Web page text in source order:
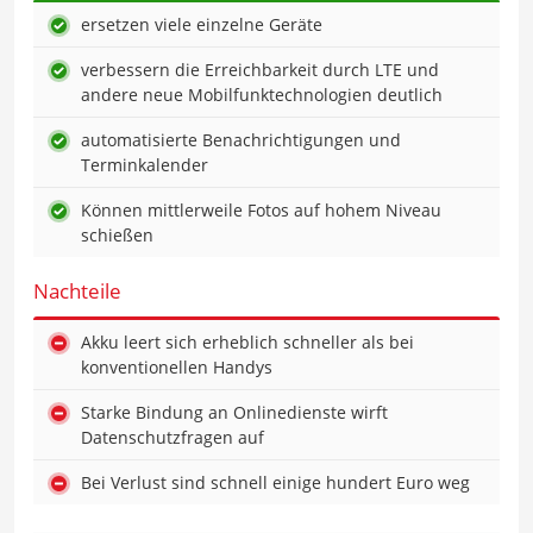
ersetzen viele einzelne Geräte
verbessern die Erreichbarkeit durch LTE und
andere neue Mobilfunktechnologien deutlich
automatisierte Benachrichtigungen und
Terminkalender
Können mittlerweile Fotos auf hohem Niveau
schießen
Nachteile
Akku leert sich erheblich schneller als bei
konventionellen Handys
Starke Bindung an Onlinedienste wirft
Datenschutzfragen auf
Bei Verlust sind schnell einige hundert Euro weg